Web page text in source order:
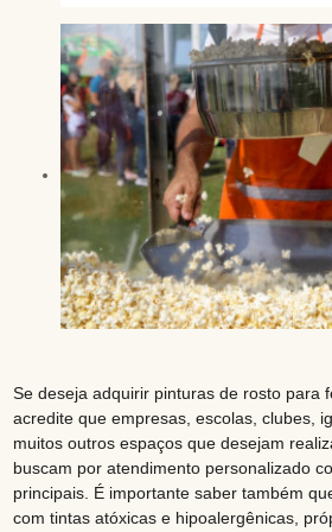
Se deseja adquirir pinturas de rosto para
acredite que empresas, escolas, clubes,
muitos outros espaços que desejam
buscam por atendimento personalizado
principais. É importante saber também
com tintas atóxicas e hipoalergênicas,